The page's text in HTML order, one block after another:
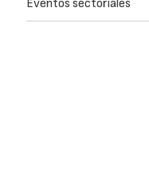
Eventos sectoriales